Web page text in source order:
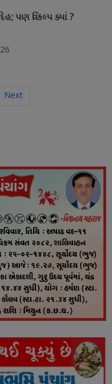
પણ વિકલ્પ ક્યાં ?
Next